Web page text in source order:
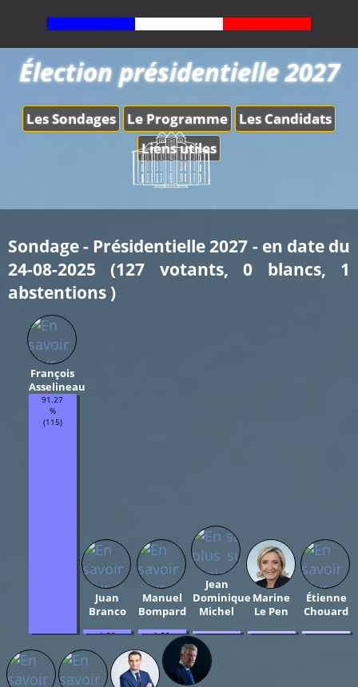
Les Sondages Le Programme
Les Candidats
Liens utiles
Élection présidentielle 2027
Sondage - Présidentielle 2027 - en date du
24-08-2025 (127 votants, 0 blancs, 1
abstentions )
François
Asselineau
91.27
%
(115)
Juan
Branco
1.59
(2)
Manuel
Bompard
1.59
(2)
Jean
Dominique
Michel
0.79
Marine
Le Pen
0.79
Étienne
Chouard
0.79